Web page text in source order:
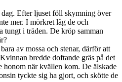
Efter ljuset föll skymning över
mer. I mörkret låg de och
tungt i träden. De kröp samman
av mossa och stenar, därför att
bredde doftande gräs på det
honom när kvällen kom. De älskade
tyckte sig ha gjort, och skötte de